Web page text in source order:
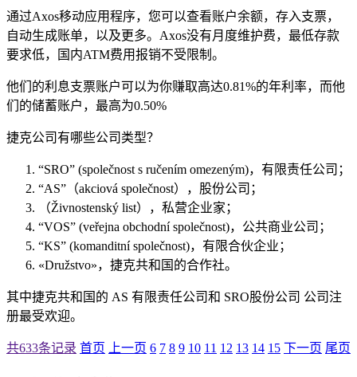
通过Axos移动应用程序，您可以查看账户余额，存入支票，
自动生成账单，以及更多。Axos没有月度维护费，最低存款
要求低，国内ATM费用报销不受限制。
他们的利息支票账户可以为你赚取高达0.81%的年利率，而他
们的储蓄账户，最高为0.50%
捷克公司有哪些公司类型？
“SRO” (společnost s ručením omezeným)，有限责任公司；
“AS”（akciová společnost），股份公司；
（Živnostenský list），私营企业家；
“VOS” (veřejna obchodní společnost)，公共商业公司；
“KS” (komanditní společnost)，有限合伙企业；
«Družstvo»，捷克共和国的合作社。
其中捷克共和国的 AS 有限责任公司和 SRO股份公司 公司注
册最受欢迎。
共633条记录 首页 上一页 6 7 8 9 10 11 12 13 14 15 下一页 尾页